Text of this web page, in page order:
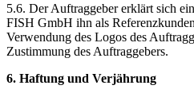
5.6. Der Auftraggeber erklärt sich
FISH GmbH ihn als
Verwendung des Logos des
Zustimmung des Auftraggebers.
6. Haftung und Verjährung